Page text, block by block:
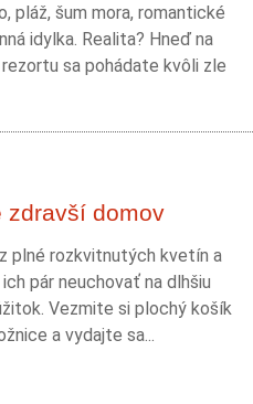
pláž, šum mora, romantické
idylka. Realita? Hneď na
sa pohádate kvôli zle
zdravší domov
plné rozkvitnutých kvetín a
pár neuchovať na dlhšiu
Vezmite si plochý košík
a vydajte sa...